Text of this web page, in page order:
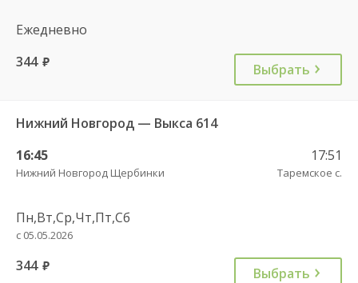
Ежедневно
344 руб. Выбрать
Нижний Новгород — Выкса 614
16:45
Нижний Новгород Щербинки
17:51
Таремское с.
Пн,Вт,Ср,Чт,Пт,Сб
с 05.05.2026
344 руб. Выбрать